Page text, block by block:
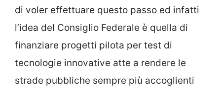
di voler effettuare questo passo ed infatti
l’idea del Consiglio Federale è quella di
finanziare progetti pilota per test di
tecnologie innovative atte a rendere le
strade pubbliche sempre più accoglienti